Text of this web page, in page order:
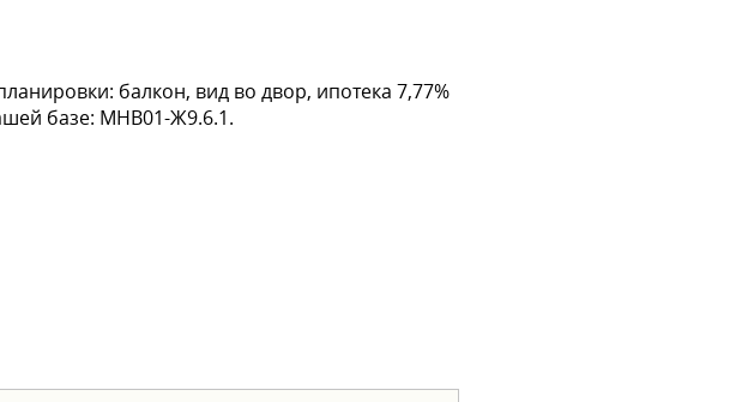
балкон, вид во двор, ипотека 7,77%
базе: МНВ01-Ж9.6.1.